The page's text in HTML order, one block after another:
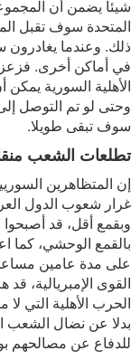
شيئا يضمن أن
المتحدة سوف تقبل
ذلك. وعندما
في أماكن أخرى.
الأهلية السورية
وحتى لو تم التوصل إلى
سوف تبقى طويلا.
تطلعات الشعب
غرار شعوب الدول
وبقمع أقل، قد
بالقمع الوحشي، كما
على مدة عامين
القوى الإمبريالية،
الحرب الأهلية التي
بدلا عن نضال الشعب
للدفاع عن مصالحهم